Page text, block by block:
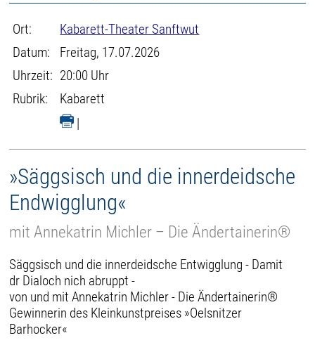
Ort:
Kabarett-Theater Sanftwut
Datum:
Freitag, 17.07.2026
Uhrzeit: 20:00 Uhr
Rubrik:
Kabarett
|
»Säggsisch und die innerdeidsche
Endwigglung«
mit Annekatrin Michler – Die Ändertainerin®
Säggsisch und die innerdeidsche Entwigglung - Damit
dr Dialoch nich abruppt -
von und mit Annekatrin Michler - Die Ändertainerin®
Gewinnerin des Kleinkunstpreises »Oelsnitzer
Barhocker«